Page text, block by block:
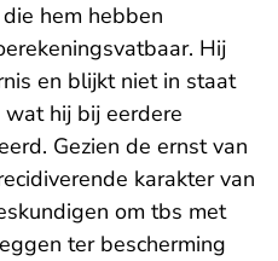
hem hebben
Hij
en blijkt niet in staat
hij bij eerdere
Gezien de ernst van
karakter van
om tbs met
ter bescherming